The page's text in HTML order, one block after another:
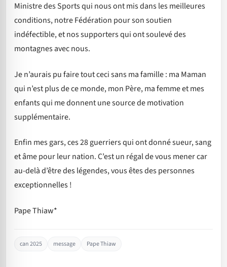
Ministre des Sports qui nous ont mis dans les meilleures
conditions, notre Fédération pour son soutien
indéfectible, et nos supporters qui ont soulevé des
montagnes avec nous.
Je n’aurais pu faire tout ceci sans ma famille : ma Maman
qui n’est plus de ce monde, mon Père, ma femme et mes
enfants qui me donnent une source de motivation
supplémentaire.
Enfin mes gars, ces 28 guerriers qui ont donné sueur, sang
et âme pour leur nation. C’est un régal de vous mener car
au-delà d’être des légendes, vous êtes des personnes
exceptionnelles !
Pape Thiaw*
can 2025 message Pape Thiaw